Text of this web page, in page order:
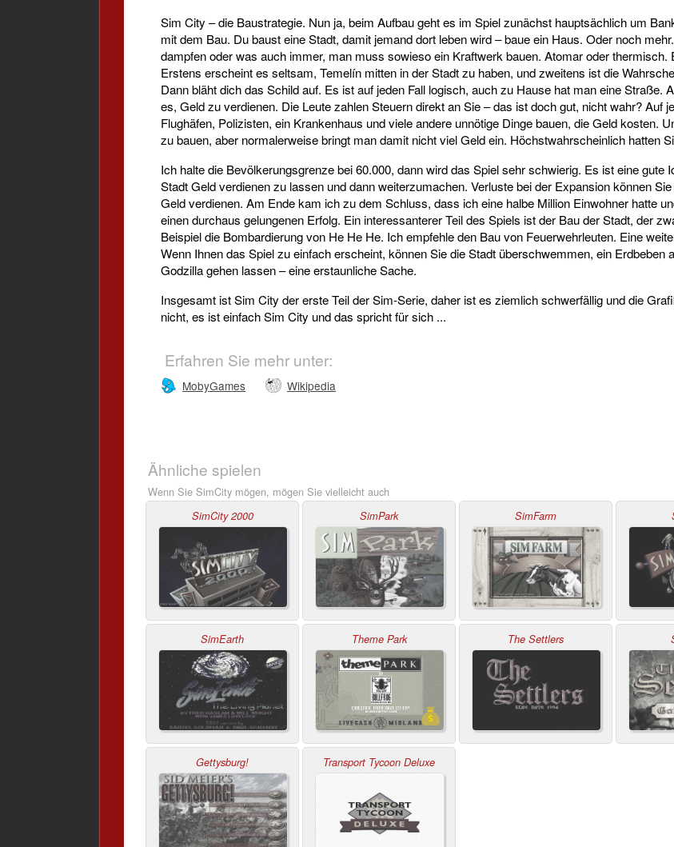
Sim City – die Baustrategie. Nun ja, beim Aufbau geht es im Spiel zunächst hauptsächlich um
mit dem Bau. Du baust eine Stadt, damit jemand dort leben wird – baue ein Haus. Oder noch
dampfen oder was auch immer, man muss sowieso ein Kraftwerk bauen. Atomar oder
Erstens erscheint es seltsam, Temelín mitten in der Stadt zu haben, und zweitens ist die
Dann bläht dich das Schild auf. Es ist auf jeden Fall logisch, auch zu Hause hat man eine Straße.
es, Geld zu verdienen. Die Leute zahlen Steuern direkt an Sie – das ist doch gut, nicht wahr? Auf
Flughäfen, Polizisten, ein Krankenhaus und viele andere unnötige Dinge bauen, die Geld kosten.
zu bauen, aber normalerweise bringt man damit nicht viel Geld ein. Höchstwahrscheinlich hatten
Ich halte die Bevölkerungsgrenze bei 60.000, dann wird das Spiel sehr schwierig. Es ist eine gute
Stadt Geld verdienen zu lassen und dann weiterzumachen. Verluste bei der Expansion können
Geld verdienen. Am Ende kam ich zu dem Schluss, dass ich eine halbe Million Einwohner hatte
einen durchaus gelungenen Erfolg. Ein interessanterer Teil des Spiels ist der Bau der Stadt, der
Beispiel die Bombardierung von He He He. Ich empfehle den Bau von Feuerwehrleuten. Eine
Wenn Ihnen das Spiel zu einfach erscheint, können Sie die Stadt überschwemmen, ein
Godzilla gehen lassen – eine erstaunliche Sache.
Insgesamt ist Sim City der erste Teil der Sim-Serie, daher ist es ziemlich schwerfällig und die
nicht, es ist einfach Sim City und das spricht für sich ...
Erfahren Sie mehr unter:
MobyGames Wikipedia
Ähnliche spielen
Wenn Sie SimCity mögen, mögen Sie vielleicht auch
SimCity 2000 SimPark SimFarm
SimEarth Theme Park The Settlers
Gettysburg! Transport Tycoon Deluxe